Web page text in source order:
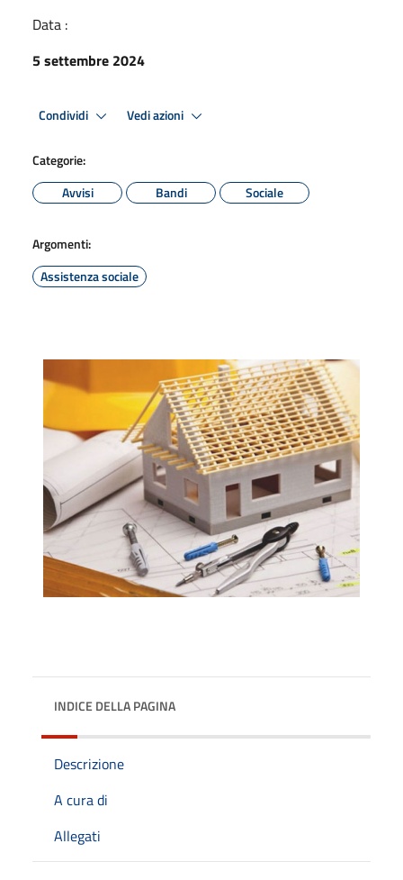
Data :
5 settembre 2024
Condividi Vedi azioni
Categorie:
Avvisi
Bandi Sociale
Argomenti:
Assistenza sociale
INDICE DELLA PAGINA
Descrizione
A cura di
Allegati